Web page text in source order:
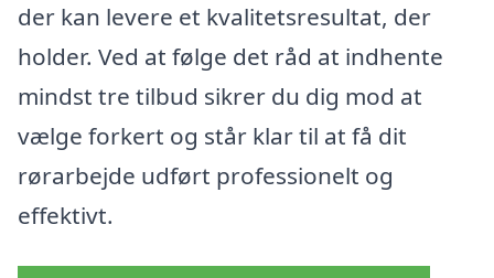
der kan levere et kvalitetsresultat, der
holder. Ved at følge det råd at indhente
mindst tre tilbud sikrer du dig mod at
vælge forkert og står klar til at få dit
rørarbejde udført professionelt og
effektivt.